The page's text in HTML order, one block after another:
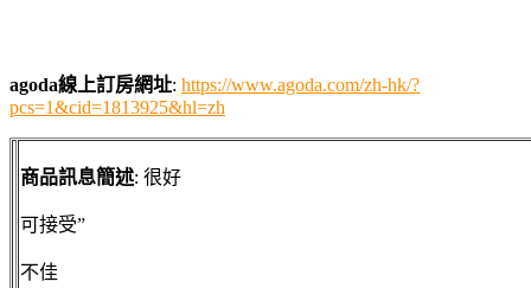
agoda線上訂房網址: https://www.agoda.com/zh-hk/?
pcs=1&cid=1813925&hl=zh
商品訊息簡述: 很好
可接受”
不佳